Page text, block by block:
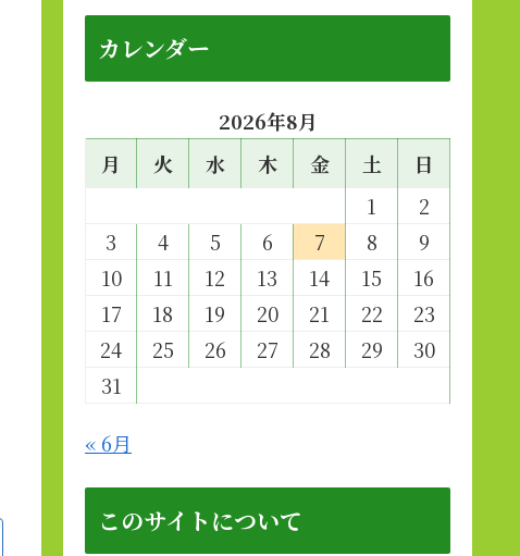
カレンダー
2026年8月
月
火 水 木 金 土
日
1
2
3
4 5 6 7 8
9
10
11 12 13 14 15
16
17
18 19 20 21 22
23
24
25 26 27 28 29
30
31
« 6月
このサイトについて